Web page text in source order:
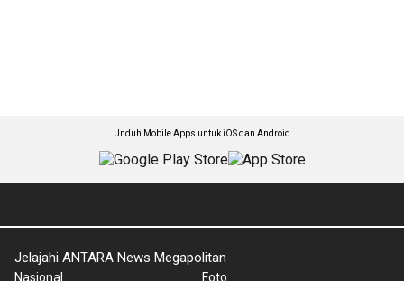
Unduh Mobile Apps untuk iOS dan Android
Jelajahi ANTARA News Megapolitan
Nasional
Foto